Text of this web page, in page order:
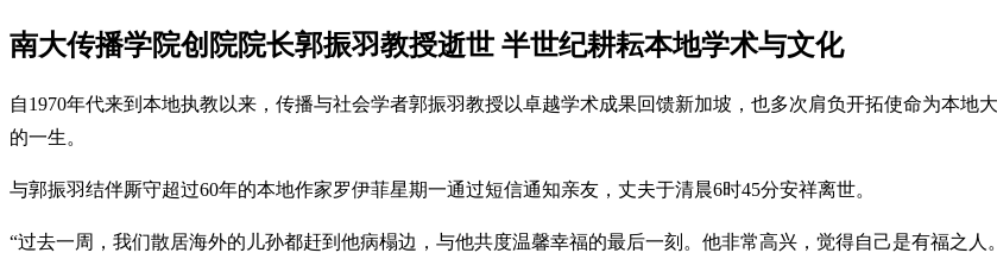
南大传播学院创院院长郭振羽教授逝世 半世纪耕耘本地学术与文化
自1970年代来到本地执教以来，传播与社会学者郭振羽教授以卓越学术成果回馈新加坡，也多次肩负开拓使命为本地
的一生。
与郭振羽结伴厮守超过60年的本地作家罗伊菲星期一通过短信通知亲友，丈夫于清晨6时45分安祥离世。
“过去一周，我们散居海外的儿孙都赶到他病榻边，与他共度温馨幸福的最后一刻。他非常高兴，觉得自己是有福之人